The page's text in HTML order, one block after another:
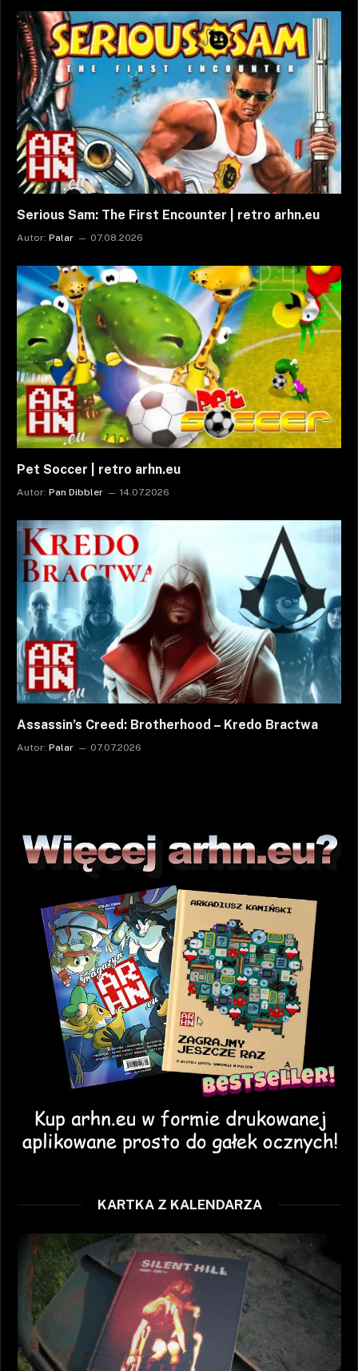
Serious Sam: The First Encounter | retro arhn.eu
Autor: Palar 07.08.2026
Pet Soccer | retro arhn.eu
Autor: Pan Dibbler 14.07.2026
Assassin’s Creed: Brotherhood – Kredo Bractwa
Autor: Palar 07.07.2026
KARTKA Z KALENDARZA